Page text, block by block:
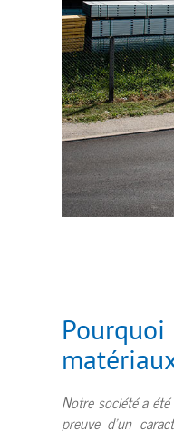
Notre société a
preuve d’un